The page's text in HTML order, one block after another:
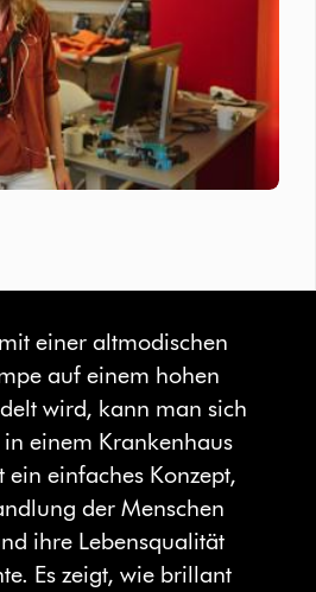
einer altmodischen
auf einem hohen
wird, kann man sich
in einem Krankenhaus
ein einfaches Konzept,
der Menschen
ihre Lebensqualität
Es zeigt, wie brillant